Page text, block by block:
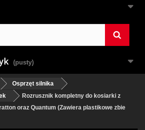
(pusty)
Osprzęt silnika
Rozrusznik kompletny do kosiarki z
oraz Quantum (Zawiera plastikowe zbie